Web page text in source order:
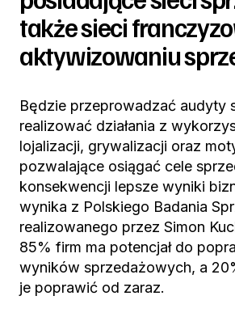
także sieci
aktywizowaniu
Będzie przeprowadzać audyty
realizować działania z
lojalizacji, grywalizacji oraz
pozwalające osiągać cele
konsekwencji lepsze wyniki
wynika z Polskiego Badania
realizowanego przez Simon
85% firm ma potencjał do
wyników sprzedażowych, a
je poprawić od zaraz.